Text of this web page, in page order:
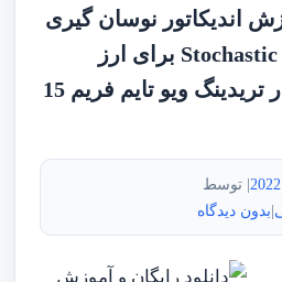
اندیکاتور نوسان گیری
Stochastic Momentum Index برای ارز
دیجیتال و فارکس در تریدینگ ویو تایم فریم 15
| توسط
|بدون دیدگاه